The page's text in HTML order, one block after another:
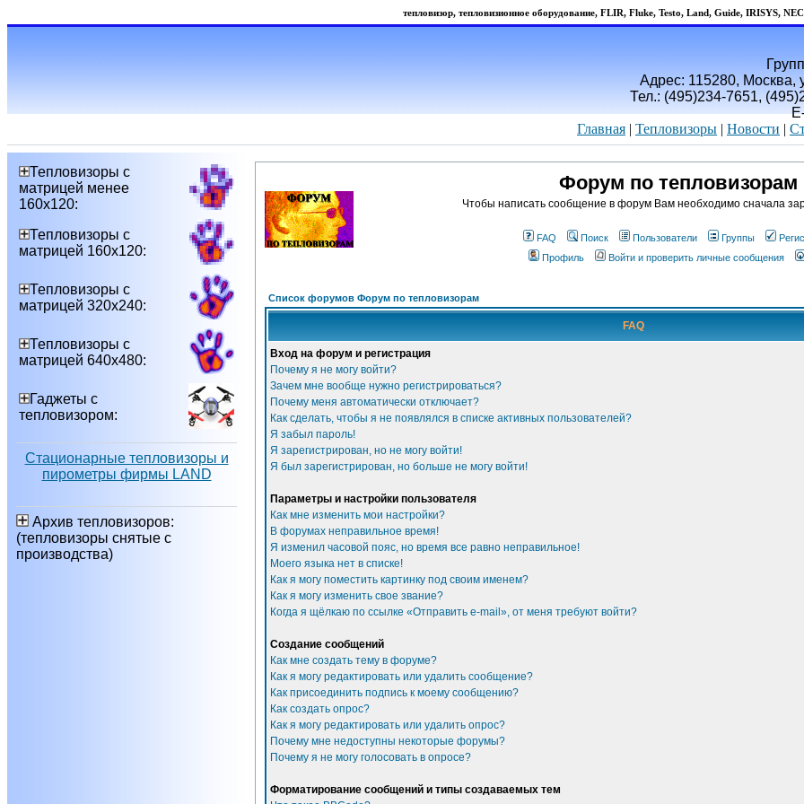
тепловизор, тепловизионное оборудование, FLIR, Fluke, Testo, Land, Guide, IRISYS, NEC
Адрес: 115280, Москва,
Тел.: (495)234-7651,
Главная | Тепловизоры | Новости |
Тепловизоры с
матрицей менее
160х120:
Тепловизоры с
матрицей 160х120:
Тепловизоры с
матрицей 320х240:
Тепловизоры с
матрицей 640х480:
Гаджеты с
тепловизором:
Стационарные тепловизоры и
пирометры фирмы LAND
Архив тепловизоров:
(тепловизоры снятые с
производства)
Форум по тепловизорам
Чтобы написать сообщение в форум Вам необходимо сначала
FAQ Поиск Пользователи Группы
Профиль
Войти и проверить личные сообщения
Список форумов Форум по тепловизорам
FAQ
Вход на форум и регистрация
Почему я не могу войти?
Зачем мне вообще нужно регистрироваться?
Почему меня автоматически отключает?
Как сделать, чтобы я не появлялся в списке активных пользователей?
Я забыл пароль!
Я зарегистрирован, но не могу войти!
Я был зарегистрирован, но больше не могу войти!
Параметры и настройки пользователя
Как мне изменить мои настройки?
В форумах неправильное время!
Я изменил часовой пояс, но время все равно неправильное!
Моего языка нет в списке!
Как я могу поместить картинку под своим именем?
Как я могу изменить свое звание?
Когда я щёлкаю по ссылке «Отправить e-mail», от меня требуют войти?
Создание сообщений
Как мне создать тему в форуме?
Как я могу редактировать или удалить сообщение?
Как присоединить подпись к моему сообщению?
Как создать опрос?
Как я могу редактировать или удалить опрос?
Почему мне недоступны некоторые форумы?
Почему я не могу голосовать в опросе?
Форматирование сообщений и типы создаваемых тем